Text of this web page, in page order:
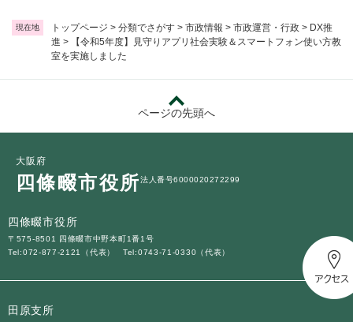
現在地 トップページ > 分類でさがす > 市政情報 > 市政運営・行政 > DX推
進 >
【令和5年度】見守りアプリ社会実験＆スマートフォン使い方教
室を実施しました
ページの先頭へ
大阪府
四條畷市役所法人番号6000020272299
四條畷市役所
〒575-8501 四條畷市中野本町1番1号
Tel:072-877-2121（代表）
Tel:0743-71-0330（代表）
田原支所